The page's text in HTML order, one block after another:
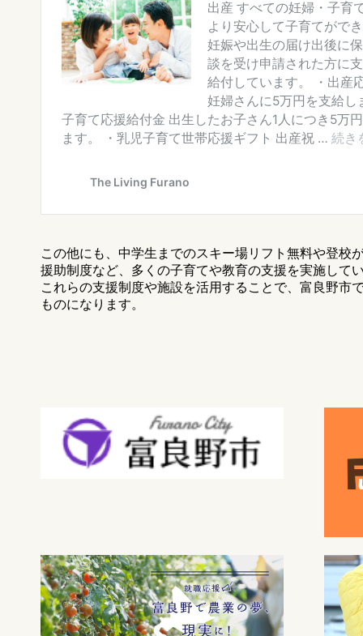
この他にも、中学生までのスキー場リフト無料や登校
援助制度など、多くの子育てや教育の支援を実施して
これらの支援制度や施設を活用することで、富良野市
ものになります。